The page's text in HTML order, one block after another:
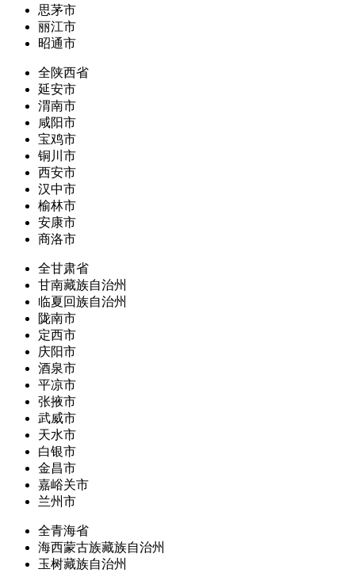
思茅市
丽江市
昭通市
全陕西省
延安市
渭南市
咸阳市
宝鸡市
铜川市
西安市
汉中市
榆林市
安康市
商洛市
全甘肃省
甘南藏族自治州
临夏回族自治州
陇南市
定西市
庆阳市
酒泉市
平凉市
张掖市
武威市
天水市
白银市
金昌市
嘉峪关市
兰州市
全青海省
海西蒙古族藏族自治州
玉树藏族自治州